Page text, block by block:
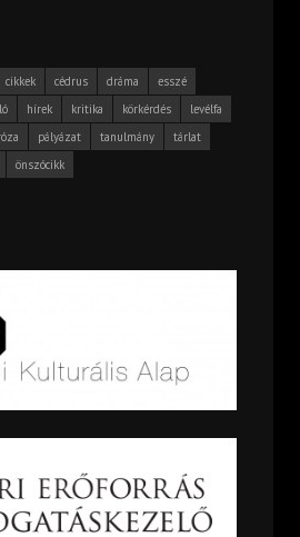
cikkek cédrus dráma
esszé
hírek kritika körkérdés
levélfa
pályázat tanulmány
tárlat
önszócikk